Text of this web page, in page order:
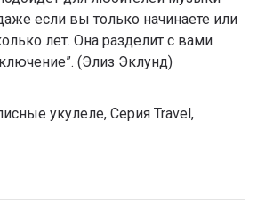
если вы только начинаете или
лет. Она разделит с вами
(Элиз Эклунд)
укулеле,Серия Travel,